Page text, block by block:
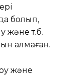
болып,
және т.б.
алмаған.
және